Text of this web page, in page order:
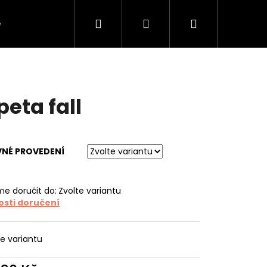
Kontakt
Hledat PřihlášeníNákupní
fall
PROVEDENÍ
doručit do: Zvolte variantu
doručení
variantu